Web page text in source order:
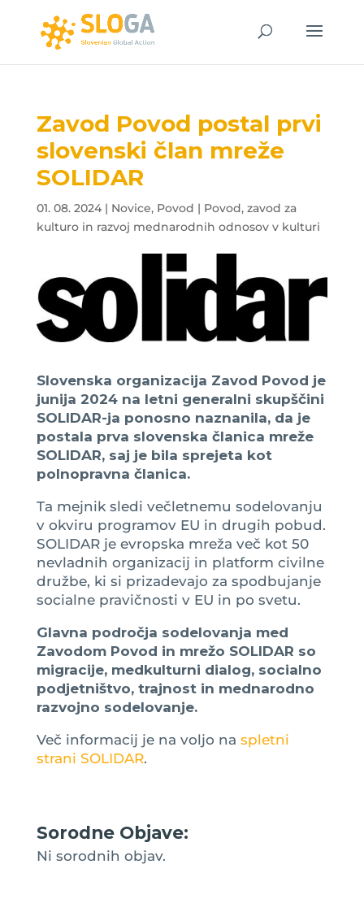
Zavod Povod postal prvi
slovenski član mreže
SOLIDAR
01. 08. 2024| Novice, Povod | Povod, zavod za
kulturo in razvoj mednarodnih odnosov v kulturi
Slovenska organizacija Zavod Povod je
junija 2024 na letni generalni skupščini
SOLIDAR-ja ponosno naznanila, da je
postala prva slovenska članica mreže
SOLIDAR, saj je bila sprejeta kot
polnopravna članica.
Ta mejnik sledi večletnemu sodelovanju
v okviru programov EU in drugih pobud.
SOLIDAR je evropska mreža več kot 50
nevladnih organizacij in platform civilne
družbe, ki si prizadevajo za spodbujanje
socialne pravičnosti v EU in po svetu.
Glavna področja sodelovanja med
Zavodom Povod in mrežo SOLIDAR so
migracije, medkulturni dialog, socialno
podjetništvo, trajnost in mednarodno
razvojno sodelovanje.
Več informacij je na voljo na spletni
strani SOLIDAR.
Sorodne Objave:
Ni sorodnih objav.